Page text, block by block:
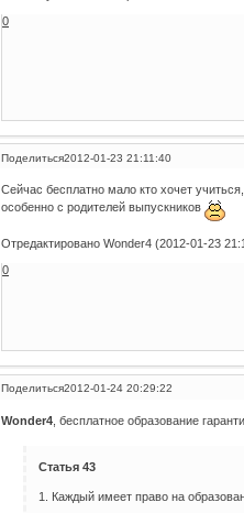
0
Поделиться2012-01-23 21:11:40
Сейчас бесплатно мало кто хочет
особенно с родителей выпускников
Отредактировано Wonder4 (2012-01-23
0
Поделиться2012-01-24 20:29:22
Wonder4 , бесплатное образование
Статья 43
1. Каждый имеет право на